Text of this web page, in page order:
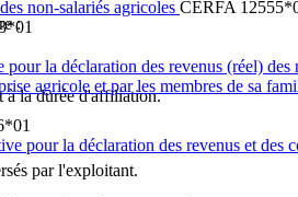
à la durée d'affiliation.
par l'exploitant.
:
non-salariés agricoles CERFA
la déclaration des revenus (réel) des
agricole et par les membres de sa
pour la déclaration des revenus et des